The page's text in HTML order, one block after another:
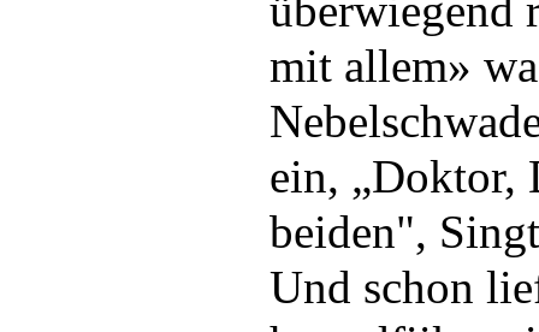
überwiegend
mit allem»
ein, „Doktor,
beiden",
Und schon